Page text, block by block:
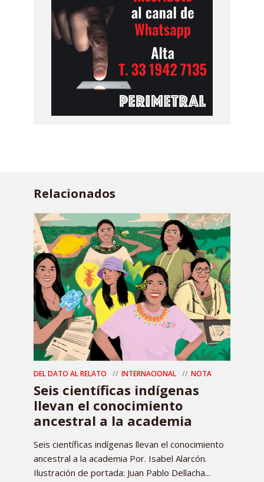
Relacionados
DEL DATO AL RELATO INTERNACIONAL NOTA
Seis científicas indígenas
llevan el conocimiento
ancestral a la academia
Seis científicas indígenas llevan el conocimiento
ancestral a la academia Por. Isabel Alarcón.
Ilustración de portada: Juan Pablo Dellacha...